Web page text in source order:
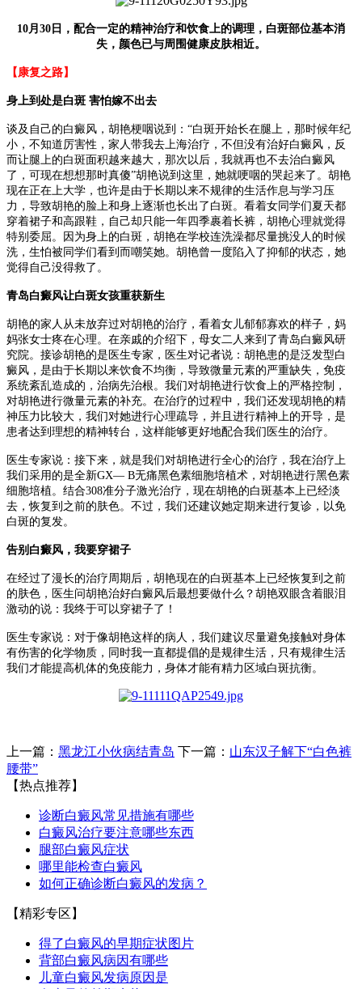
10月30日，配合一定的精神治疗和饮食上的调理，白斑部位基本消
失，颜色已与周围健康皮肤相近。
【康复之路】
身上到处是白斑 害怕嫁不出去
谈及自己的白癜风，胡艳梗咽说到：“白斑开始长在腿上，那时候年纪
小，不知道厉害性，家人带我去上海治疗，不但没有治好白癜风，反
而让腿上的白斑面积越来越大，那次以后，我就再也不去治白癜风
了，可现在想想那时真傻”胡艳说到这里，她就哽咽的哭起来了。胡艳
现在正在上大学，也许是由于长期以来不规律的生活作息与学习压
力，导致胡艳的脸上和身上逐渐也长出了白斑。看着女同学们夏天都
穿着裙子和高跟鞋，自己却只能一年四季裹着长裤，胡艳心理就觉得
特别委屈。因为身上的白斑，胡艳在学校连洗澡都尽量挑没人的时候
洗，生怕被同学们看到而嘲笑她。胡艳曾一度陷入了抑郁的状态，她
觉得自己没得救了。
青岛白癜风让白斑女孩重获新生
胡艳的家人从未放弃过对胡艳的治疗，看着女儿郁郁寡欢的样子，妈
妈张女士疼在心理。在亲戚的介绍下，母女二人来到了青岛白癜风研
究院。接诊胡艳的是医生专家，医生对记者说：胡艳患的是泛发型白
癜风，是由于长期以来饮食不均衡，导致微量元素的严重缺失，免疫
系统紊乱造成的，治病先治根。我们对胡艳进行饮食上的严格控制，
对胡艳进行微量元素的补充。在治疗的过程中，我们还发现胡艳的精
神压力比较大，我们对她进行心理疏导，并且进行精神上的开导，是
患者达到理想的精神转台，这样能够更好地配合我们医生的治疗。
医生专家说：接下来，就是我们对胡艳进行全心的治疗，我在治疗上
我们采用的是全新GX— B无痛黑色素细胞培植术，对胡艳进行黑色素
细胞培植。结合308准分子激光治疗，现在胡艳的白斑基本上已经淡
去，恢复到之前的肤色。不过，我们还建议她定期来进行复诊，以免
白斑的复发。
告别白癜风，我要穿裙子
在经过了漫长的治疗周期后，胡艳现在的白斑基本上已经恢复到之前
的肤色，医生问胡艳治好白癜风后最想要做什么？胡艳双眼含着眼泪
激动的说：我终于可以穿裙子了！
医生专家说：对于像胡艳这样的病人，我们建议尽量避免接触对身体
有伤害的化学物质，同时我一直都提倡的是规律生活，只有规律生活
我们才能提高机体的免疫能力，身体才能有精力区域白斑抗衡。
上一篇： 黑龙江小伙病结青岛 下一篇： 山东汉子解下“白色裤
腰带”
【热点推荐】
诊断白癜风常见措施有哪些
白癜风治疗要注意哪些东西
腿部白癜风症状
哪里能检查白癜风
如何正确诊断白癜风的发病？
【精彩专区】
得了白癜风的早期症状图片
背部白癜风病因有哪些
儿童白癜风发病原因是